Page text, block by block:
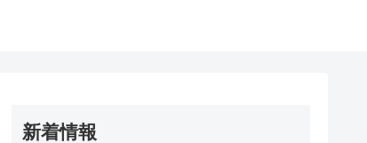
新着情報